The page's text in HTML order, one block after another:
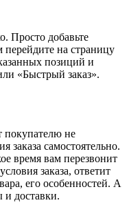
Просто добавьте
перейдите на страницу
позиций и
«Быстрый заказ».
покупателю не
заказа самостоятельно.
время вам перезвонит
заказа, ответит
его особенностей. А
и доставки.